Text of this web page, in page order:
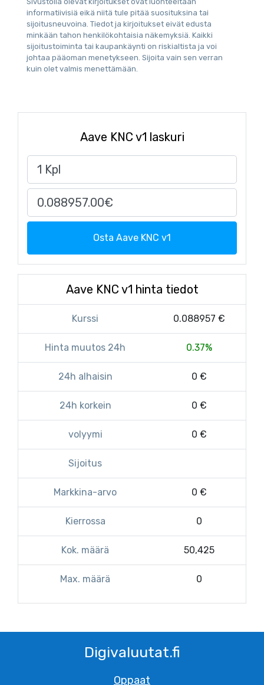
informatiivisiä eikä niitä tule pitää suosituksina tai
sijoitusneuvoina. Tiedot ja kirjoitukset eivät edusta
minkään tahon henkilökohtaisia näkemyksiä. Kaikki
sijoitustoiminta tai kaupankäynti on riskialtista ja voi
johtaa pääoman menetykseen. Sijoita vain sen verran
kuin olet valmis menettämään.
Aave KNC v1 laskuri
Osta Aave KNC v1
Aave KNC v1 hinta tiedot
Kurssi 0.088957 €
Hinta muutos 24h 0.37%
24h alhaisin 0 €
24h korkein 0 €
volyymi 0 €
Sijoitus
Markkina-arvo 0 €
Kierrossa 0
Kok. määrä 50,425
Max. määrä 0
Digivaluutat.fi
Oppaat